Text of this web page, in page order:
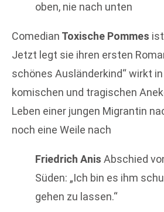
oben, nie nach unten
Comedian Toxische Pommes
Jetzt legt sie ihren ersten
schönes Ausländerkind“ wirkt
komischen und tragischen
Leben einer jungen Migrantin
noch eine Weile nach
Friedrich Anis Abschied
Süden: „Ich bin es ihm
gehen zu lassen.“